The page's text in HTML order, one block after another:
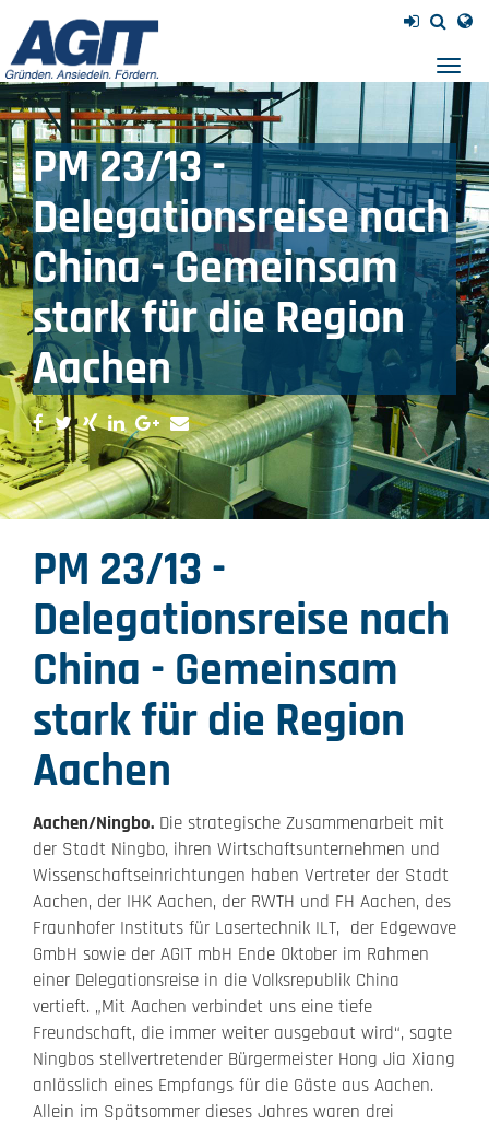
PM 23/13 -
Delegationsreise nach
China - Gemeinsam
stark für die Region
Aachen
PM 23/13 -
Delegationsreise nach
China - Gemeinsam
stark für die Region
Aachen
Aachen/Ningbo. Die strategische Zusammenarbeit mit
der Stadt Ningbo, ihren Wirtschaftsunternehmen und
Wissenschaftseinrichtungen haben Vertreter der Stadt
Aachen, der IHK Aachen, der RWTH und FH Aachen, des
Fraunhofer Instituts für Lasertechnik ILT, der Edgewave
GmbH sowie der AGIT mbH Ende Oktober im Rahmen
einer Delegationsreise in die Volksrepublik China
vertieft. „Mit Aachen verbindet uns eine tiefe
Freundschaft, die immer weiter ausgebaut wird“, sagte
Ningbos stellvertretender Bürgermeister Hong Jia Xiang
anlässlich eines Empfangs für die Gäste aus Aachen.
Allein im Spätsommer dieses Jahres waren drei